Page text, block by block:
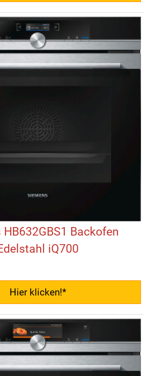
HB632GBS1 Backofen
iQ700
Hier klicken!*